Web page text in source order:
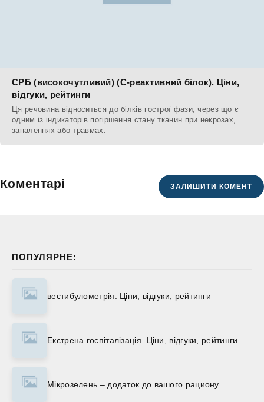
ПОПУЛЯРНЕ:
вестибулометрія. Ціни, відгуки, рейтинги
Екстрена госпіталізація. Ціни, відгуки, рейтинги
Мікрозелень – додаток до вашого рациону
СРБ (високочутливий) (С-реактивний білок). Ціни,
відгуки, рейтинги
Ця речовина відноситься до білків гострої фази, через що є
одним із індикаторів погіршення стану тканин при некрозах,
запаленнях або травмах.
Коментарі ЗАЛИШИТИ КОМЕНТ